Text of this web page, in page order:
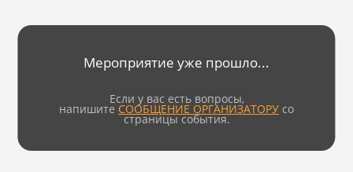
Мероприятие уже прошло...
Если у вас есть вопросы,
напишите СООБЩЕНИЕ ОРГАНИЗАТОРУ со
страницы события.